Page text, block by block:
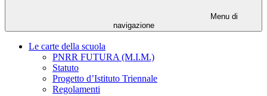
Menu di
navigazione
Le carte della scuola
PNRR FUTURA (M.I.M.)
Statuto
Progetto d’Istituto Triennale
Regolamenti